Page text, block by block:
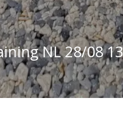
NL 28/08